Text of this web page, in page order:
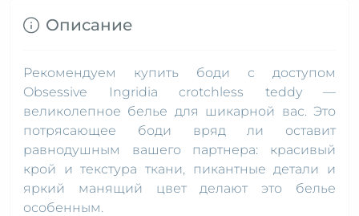
Описание
Рекомендуем купить боди с доступом
Obsessive Ingridia crotchless teddy —
великолепное белье для шикарной вас. Это
потрясающее боди вряд ли оставит
равнодушным вашего партнера: красивый
крой и текстура ткани, пикантные детали и
яркий манящий цвет делают это белье
особенным.